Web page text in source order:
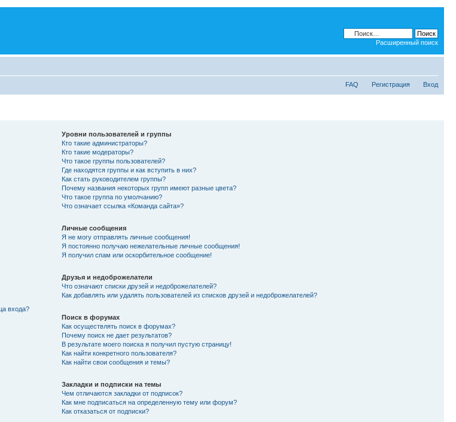
Расширенный поиск
FAQ Регистрация Вход
входа?
Уровни пользователей и группы
Кто такие администраторы?
Кто такие модераторы?
Что такое группы пользователей?
Где находятся группы и как вступить в них?
Как стать руководителем группы?
Почему названия некоторых групп имеют разные цвета?
Что такое группа по умолчанию?
Что означает ссылка «Команда сайта»?
Личные сообщения
Я не могу отправлять личные сообщения!
Я постоянно получаю нежелательные личные сообщения!
Я получил спам или оскорбительное сообщение!
Друзья и недоброжелатели
Что означают списки друзей и недоброжелателей?
Как добавлять или удалять пользователей из списков друзей и недоброжелателей?
Поиск в форумах
Как осуществлять поиск в форумах?
Почему поиск не дает результатов?
В результате моего поиска я получил пустую страницу!
Как найти конкретного пользователя?
Как найти свои сообщения и темы?
Закладки и подписки на темы
Чем отличаются закладки от подписок?
Как мне подписаться на определенную тему или форум?
Как отказаться от подписки?